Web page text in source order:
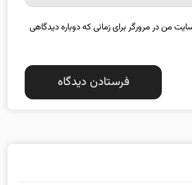
من در مرورگر برای زمانی که دوباره دیدگاهی